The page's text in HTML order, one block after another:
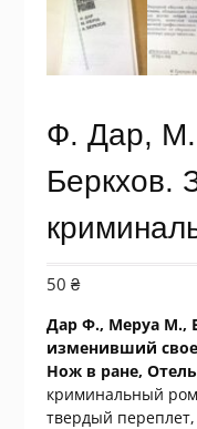
Ф. Дар,
Беркхов.
50 ₴
Дар Ф., Меруа М.,
изменивший
Нож в ране,
криминальный
твердый